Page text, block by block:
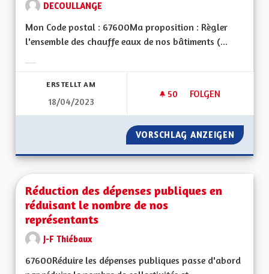
DECOULLANGE
Mon Code postal : 67600Ma proposition : Règler
l'ensemble des chauffe eaux de nos bâtiments (...
ERSTELLT AM
18/04/2023
50 50 FOLLOWER
FOLGEN
RÉDUIRE LA
VORSCHLAG ANZEIGEN
Réduction des dépenses publiques en
réduisant le nombre de nos
représentants
J-F Thiébaux
67600Réduire les dépenses publiques passe d'abord